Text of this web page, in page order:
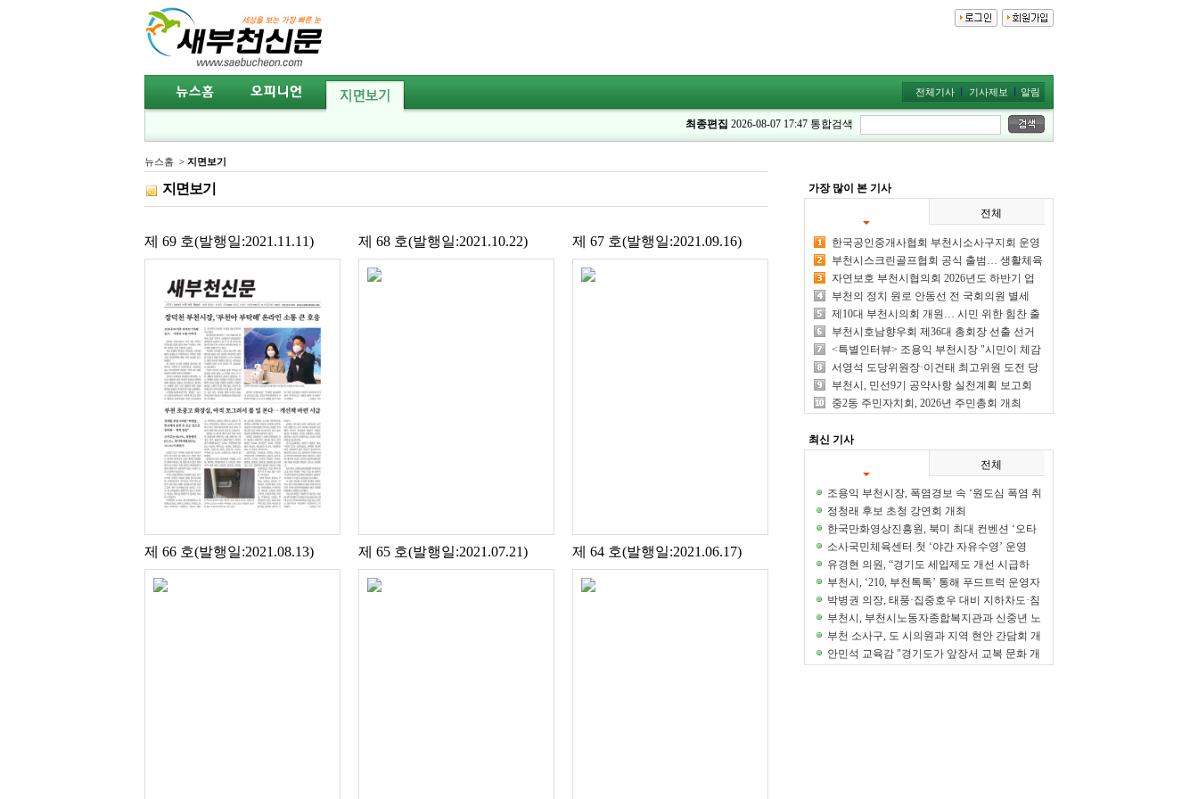
전체기사 기사제보 알림
최종편집 2026-08-07 17:47 통합검색
뉴스홈 > 지면보기
지면보기
제 69 호(발행일:2021.11.11) 제 68 호(발행일:2021.10.22) 제 67 호(발행일:2021.09.16)
제 66 호(발행일:2021.08.13) 제 65 호(발행일:2021.07.21) 제 64 호(발행일:2021.06.17)
가장 많이 본 기사
전체
한국공인중개사협회 부천시소사구지회 운영
위원회 개최
부천시스크린골프협회 공식 출범… 생활체육
활성화 위한 힘찬 첫걸음
자연보호 부천시협의회 2026년도 하반기 업
무보고회 가져
부천의 정치 원로 안동선 전 국회의원 별세
제10대 부천시의회 개원… 시민 위한 힘찬 출
발
부천시호남향우회 제36대 총회장 선출 선거
일... 호남향우 화합의 날
<특별인터뷰> 조용익 부천시장 "시민이 체감
하는 시정 성과 만들어 내겠다"
서영석 도당위원장·이건태 최고위원 도전 당
선 여부 주목
부천시, 민선9기 공약사항 실천계획 보고회
개최… 89개 공약 점검
중2동 주민자치회, 2026년 주민총회 개최
최신 기사
전체
조용익 부천시장, 폭염경보 속 ‘원도심 폭염 취
약계층’ 직접 챙겨
정청래 후보 초청 강연회 개최
한국만화영상진흥원, 북미 최대 컨벤션 ‘오타
콘 2026’ 참가... K-만화의 문화적 가치 알렸다
소사국민체육센터 첫 ‘야간 자유수영’ 운영
유경현 의원, “경기도 세입제도 개선 시급하
다"
부천시, ‘210, 부천톡톡’ 통해 푸드트럭 운영자
와 축제 운영 개선 논의
박병권 의장, 태풍·집중호우 대비 지하차도·침
수우려주택 현장점검
부천시, 부천시노동자종합복지관과 신중년 노
후준비·취업지원 업무협약
부천 소사구, 도 시의원과 지역 현안 간담회 개
최
안민석 교육감 "경기도가 앞장서 교복 문화 개